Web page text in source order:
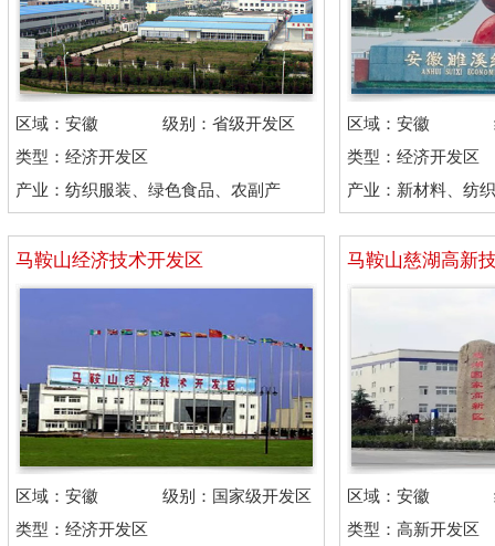
区域：安徽
级别：省级开发区
类型：经济开发区
产业：纺织服装、绿色食品、农副产
品、现代农业
区域：安徽
类型：经济开发区
产业：新材料、纺
机械制造
马鞍山经济技术开发区
区域：安徽
级别：国家级开发区
类型：经济开发区
马鞍山慈湖高新
区域：安徽
类型：高新开发区